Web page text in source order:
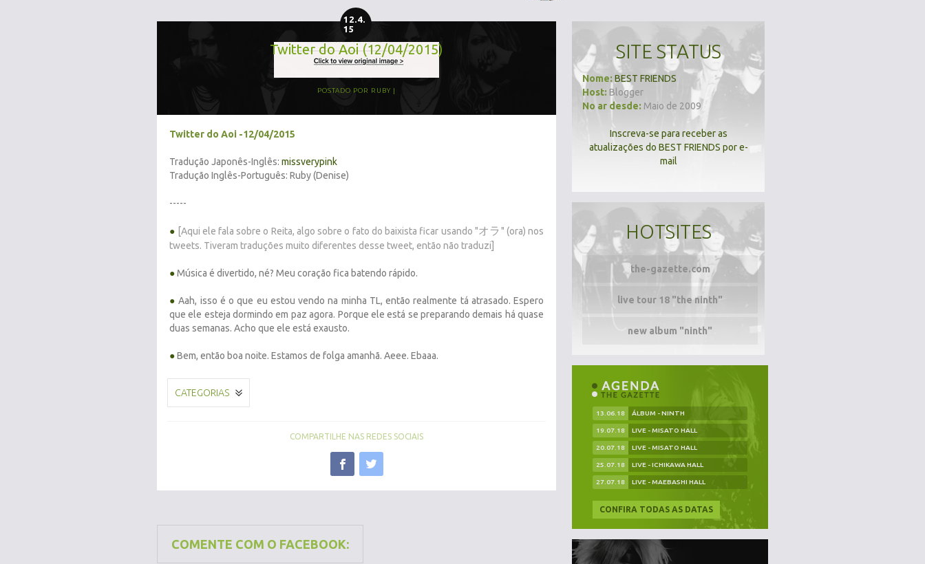
12.4.
15
Twitter do Aoi (12/04/2015)
POSTADO POR RUBY
Twitter do Aoi -12/04/2015
Tradução Japonês-Inglês: missverypink
Tradução Inglês-Português: Ruby (Denise)
-----
● [Aqui ele fala sobre o Reita, algo sobre o fato do baixista ficar usando "オラ" (ora) nos
tweets. Tiveram traduções muito diferentes desse tweet, então não traduzi]
●Música é divertido, né? Meu coração fica batendo rápido.
● Aah, isso é o que eu estou vendo na minha TL, então realmente tá atrasado. Espero
que ele esteja dormindo em paz agora. Porque ele está se preparando demais há quase
duas semanas. Acho que ele está exausto.
●Bem, então boa noite. Estamos de folga amanhã. Aeee. Ebaaa.
CATEGORIAS
COMPARTILHE NAS REDES SOCIAIS
COMENTE COM O FACEBOOK:
SITE STATUS
Nome: BEST FRIENDS
Host: Blogger
No ar desde: Maio de 2009
Inscreva-se para receber as
atualizações do BEST FRIENDS por e-
mail
HOTSITES
the-gazette.com
live tour 18 "the ninth"
new album "ninth"
13.06.18 ÁLBUM - NINTH
19.07.18 LIVE - MISATO HALL
20.07.18 LIVE - MISATO HALL
25.07.18 LIVE - ICHIKAWA HALL
27.07.18 LIVE - MAEBASHI HALL
CONFIRA TODAS AS DATAS